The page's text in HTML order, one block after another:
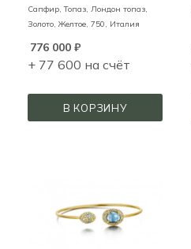
Сапфир, Топаз, Лондон топаз,
Золото,Желтое, 750, Италия
776 000 ₽
+ 77 600 на счёт
В КОРЗИНУ